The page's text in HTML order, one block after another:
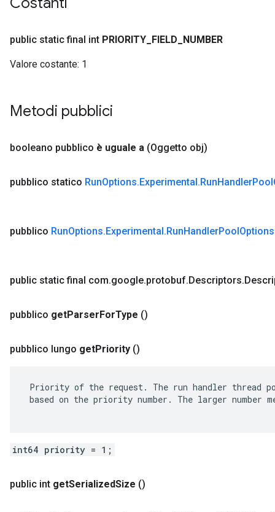
public static final int PRIORITY FIELD NUMBER
Valore costante: 1
Metodi pubblici
booleano pubblico è uguale a (Oggetto obj)
pubblico statico RunOptions.Experimental.RunHandlerPool
pubblico RunOptions.Experimental.RunHandlerPoolOptions
public static final com.google.protobuf.Descriptors.
pubblico getParserForType ()
pubblico lungo getPriority ()
Priority of the request. The run handler thread
based on the priority number. The larger number
int64 priority = 1;
public int getSerializedSize ()